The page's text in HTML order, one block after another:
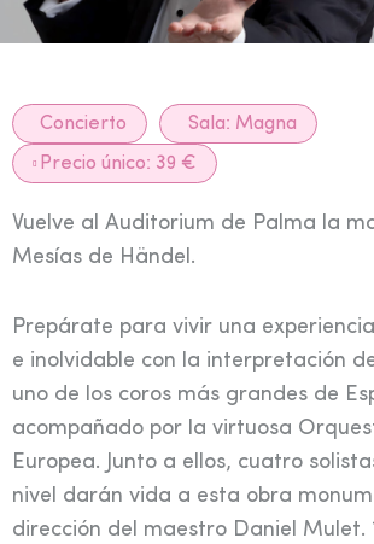
Concierto Sala: Magna
Precio único: 39 €
Vuelve al Auditorium de Palma la
Mesías de Händel.
Prepárate para vivir una
e inolvidable con la interpretación
uno de los coros más grandes de
acompañado por la virtuosa
Europea. Junto a ellos, cuatro
nivel darán vida a esta obra
dirección del maestro Daniel Mulet.